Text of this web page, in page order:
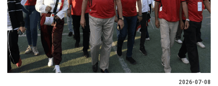
2026-07-08